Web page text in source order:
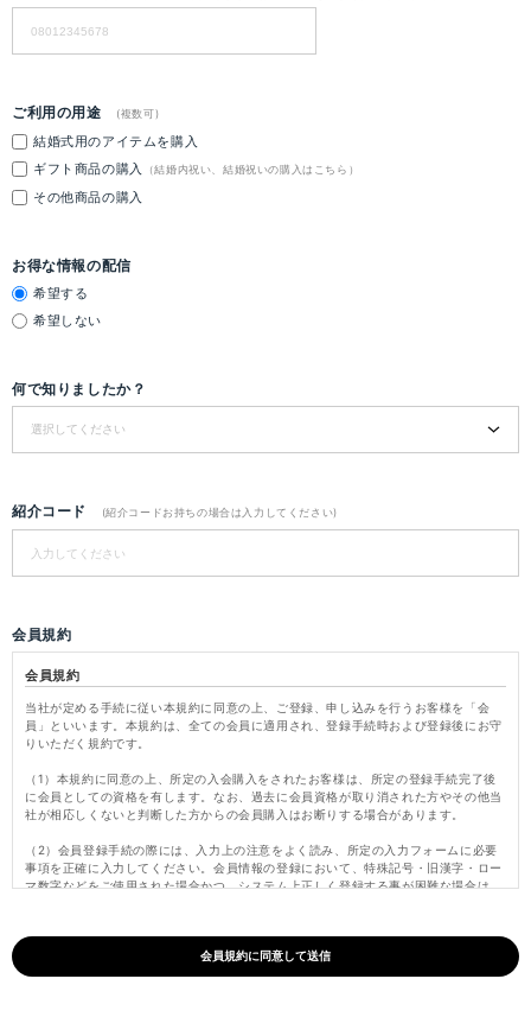
ご利用の用途 (複数可)
結婚式用のアイテムを購入
ギフト商品の購入
（結婚内祝い、結婚祝いの購入はこちら）
その他商品の購入
お得な情報の配信
希望する
希望しない
何で知りましたか？
紹介コード (紹介コードお持ちの場合は入力してください)
会員規約
会員規約
当社が定める手続に従い本規約に同意の上、ご登録、申し込みを行うお客様を「会
員」といいます。本規約は、全ての会員に適用され、登録手続時および登録後にお守
りいただく規約です。
（1）本規約に同意の上、所定の入会購入をされたお客様は、所定の登録手続完了後
に会員としての資格を有します。なお、過去に会員資格が取り消された方やその他当
社が相応しくないと判断した方からの会員購入はお断りする場合があります。
（2）会員登録手続の際には、入力上の注意をよく読み、所定の入力フォームに必要
事項を正確に入力してください。会員情報の登録において、特殊記号・旧漢字・ロー
マ数字などをご使用された場合かつ、システム上正しく登録する事が困難な場合は、
（3）パスワードは会員本人のみが利用できるものとし、第三者に譲渡・貸与できな
いものとします。また、他人に知られることがないよう定期的に変更する等、会員本
人が責任をもって管理してください。パスワードを用いて当社に対して行われた意思